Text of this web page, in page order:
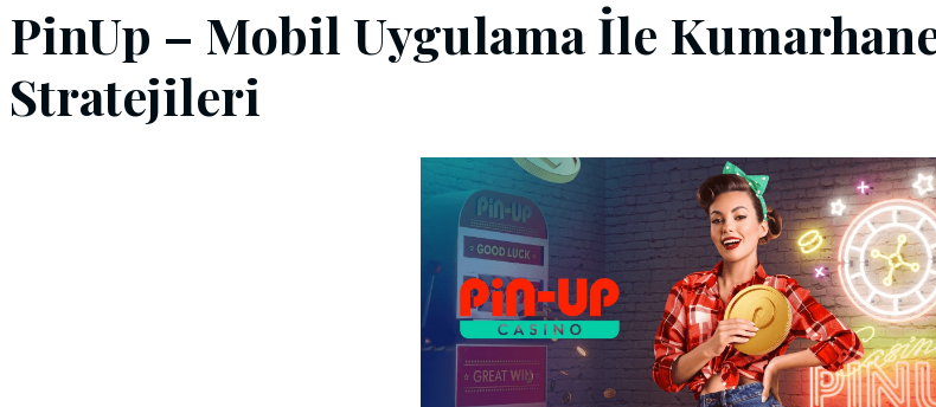
PinUp – Mobil Uygulama İle
Stratejileri